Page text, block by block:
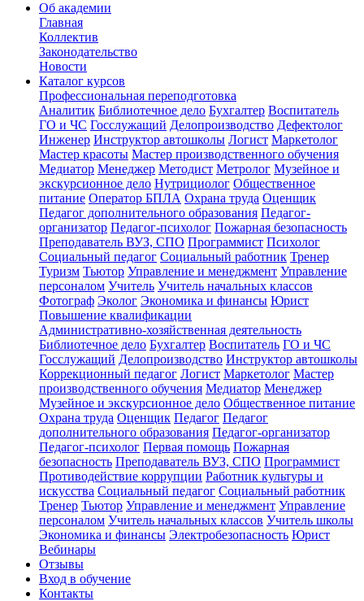
Об академии
Главная
Коллектив
Законодательство
Новости
Каталог курсов
Профессиональная переподготовка
Аналитик Библиотечное дело Бухгалтер Воспитатель
ГО и ЧС Госслужащий Делопроизводство Дефектолог
Инженер Инструктор автошколы Логист Маркетолог
Мастер красоты Мастер производственного обучения
Медиатор Менеджер Методист Метролог Музейное и
экскурсионное дело Нутрициолог Общественное
питание Оператор БПЛА Охрана труда Оценщик
Педагог дополнительного образования Педагог-
организатор Педагог-психолог Пожарная безопасность
Преподаватель ВУЗ, СПО Программист Психолог
Социальный педагог Социальный работник Тренер
Туризм Тьютор Управление и менеджмент Управление
персоналом Учитель Учитель начальных классов
Фотограф Эколог Экономика и финансы Юрист
Повышение квалификации
Административно-хозяйственная деятельность
Библиотечное дело Бухгалтер Воспитатель ГО и ЧС
Госслужащий Делопроизводство Инструктор автошколы
Коррекционный педагог Логист Маркетолог Мастер
производственного обучения Медиатор Менеджер
Музейное и экскурсионное дело Общественное питание
Охрана труда Оценщик Педагог Педагог
дополнительного образования Педагог-организатор
Педагог-психолог Первая помощь Пожарная
безопасность Преподаватель ВУЗ, СПО Программист
Противодействие коррупции Работник культуры и
искусства Социальный педагог Социальный работник
Тренер Тьютор Управление и менеджмент Управление
персоналом Учитель начальных классов Учитель школы
Экономика и финансы Электробезопасность Юрист
Вебинары
Отзывы
Вход в обучение
Контакты